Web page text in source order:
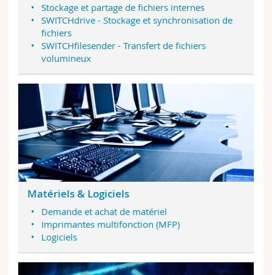
Stockage et partage de fichiers internes
SWITCHdrive - Stockage et synchronisation de
fichiers
SWITCHfilesender - Transfert de fichiers
volumineux
Matériels & Logiciels
Demande et achat de matériel
Imprimantes multifonction (MFP)
Logiciels